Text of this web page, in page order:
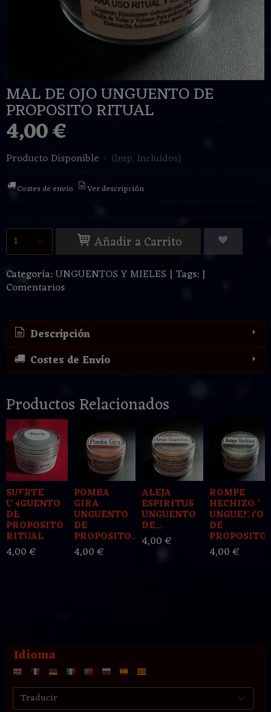
Idioma
MAL DE OJO UNGUENTO DE
PROPOSITO RITUAL
4,00 €
Producto Disponible - (Imp. Incluidos)
Costes de envío Ver descripción
Añadir a Carrito
Categoría:UNGUENTOS Y MIELES | Tags: |
Comentarios
Descripción
Costes de Envío
Productos Relacionados
SUERTE
UNGUENTO
DE
PROPOSITO
RITUAL
4,00 €
POMBA
GIRA
UNGUENTO
DE
PROPOSITO...
4,00 €
ALEJA
ESPIRITUS
UNGUENTO
DE...
4,00 €
ROMPE
HECHIZOS
UNGUENTO
DE
4,00 €